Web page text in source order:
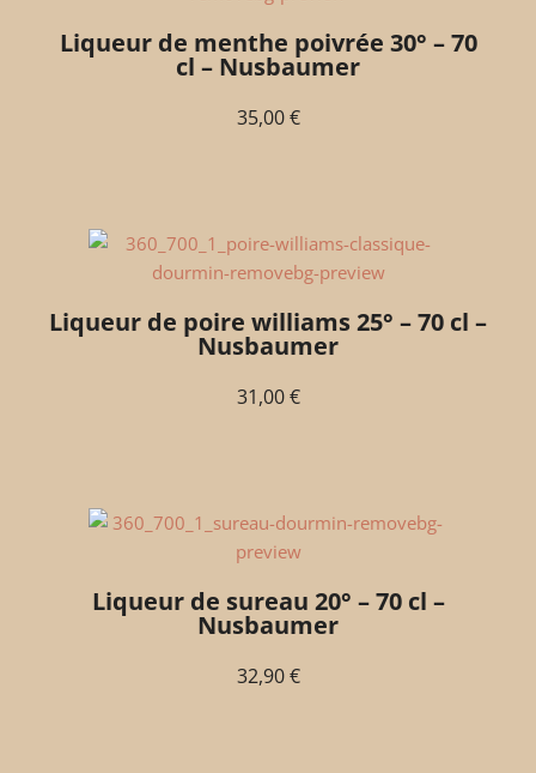
Liqueur de menthe poivrée 30° – 70
cl – Nusbaumer
35,00€
Liqueur de poire williams 25° – 70 cl –
Nusbaumer
31,00€
Liqueur de sureau 20° – 70 cl –
Nusbaumer
32,90€